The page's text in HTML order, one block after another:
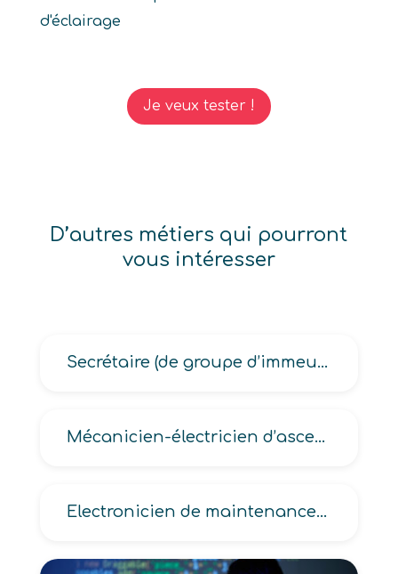
d'éclairage
Je veux tester !
D’autres métiers qui pourront
vous intéresser
Secrétaire (de groupe d’immeubles, de syndic immobilier)
Mécanicien-électricien d’ascenseurs
Electronicien de maintenance d’équipements de production, de système de télécommunication